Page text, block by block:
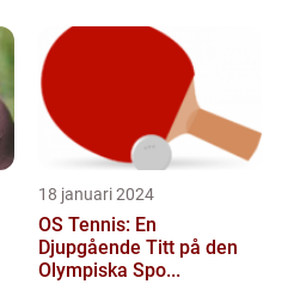
18 januari 2024
OS Tennis: En
Djupgående Titt på den
Olympiska Spo...